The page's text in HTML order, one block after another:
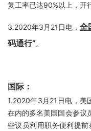
复工率已达90%以上，开
3.2020年3月21日电， 全
码通行”。
国际：
1.2020年3月21日电，美
在内的多名美国国会参议
些议员利用职务便利提